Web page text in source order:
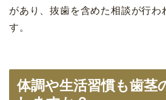
があり、抜歯を含めた相談が行わ
す。
体調や生活習慣も歯茎